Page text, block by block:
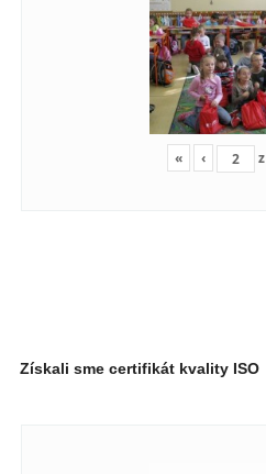
« ‹ z
Získali sme certifikát kvality ISO